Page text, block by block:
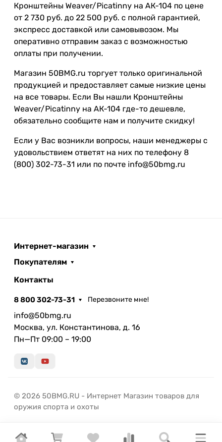
Кронштейны Weaver/Picatinny на АК-104 по цене
от 2 730 руб. до 22 500 руб. с полной гарантией,
экспресс доставкой или самовывозом. Мы
оперативно отправим заказ с возможностью
оплаты при получении.
Магазин 50BMG.ru торгует только оригинальной
продукцией и предоставляет самые низкие цены
на все товары. Если Вы нашли Кронштейны
Weaver/Picatinny на АК-104 где-то дешевле,
обязательно сообщите нам и получите скидку!
Если у Вас возникли вопросы, наши менеджеры с
удовольствием ответят на них по телефону 8
(800) 302-73-31 или по почте info@50bmg.ru
Интернет-магазин
Покупателям
Контакты
8 800 302-73-31 Перезвоните мне!
info@50bmg.ru
Москва, ул. Константинова, д. 16
Пн—Пт 09:00 – 19:00
© 2026 50BMG.RU - Интернет Магазин товаров для
оружия спорта и охоты